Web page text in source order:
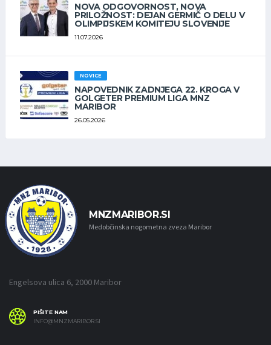
NOVA ODGOVORNOST, NOVA
PRILOŽNOST: DEJAN GERMIČ O DELU V
OLIMPIJSKEM KOMITEJU SLOVENIJE
11.07.2026
NOVICE
NAPOVEDNIK ZADNJEGA 22. KROGA V
GOLGETER PREMIUM LIGA MNZ
MARIBOR
26.05.2026
MNZMARIBOR.SI
Medobčinska nogometna zveza Maribor
Engelsova ulica 6, 2000 Maribor
PIŠITE NAM
INFO@MNZMARIBOR.SI